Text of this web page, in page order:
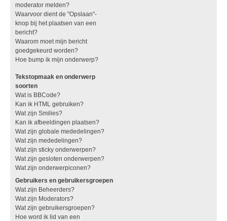
moderator melden?
Waarvoor dient de "Opslaan"-
knop bij het plaatsen van een
bericht?
Waarom moet mijn bericht
goedgekeurd worden?
Hoe bump ik mijn onderwerp?
Tekstopmaak en onderwerp
soorten
Wat is BBCode?
Kan ik HTML gebruiken?
Wat zijn Smilies?
Kan ik afbeeldingen plaatsen?
Wat zijn globale mededelingen?
Wat zijn mededelingen?
Wat zijn sticky onderwerpen?
Wat zijn gesloten onderwerpen?
Wat zijn onderwerpiconen?
Gebruikers en gebruikersgroepen
Wat zijn Beheerders?
Wat zijn Moderators?
Wat zijn gebruikersgroepen?
Hoe word ik lid van een